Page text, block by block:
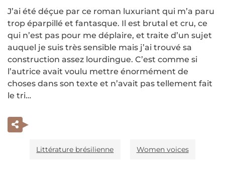
J’ai été déçue par ce roman luxuriant qui m’a paru
trop éparpillé et fantasque. Il est brutal et cru, ce
qui n’est pas pour me déplaire, et traite d’un sujet
auquel je suis très sensible mais j’ai trouvé sa
construction assez lourdingue. C’est comme si
l’autrice avait voulu mettre énormément de
choses dans son texte et n’avait pas tellement fait
le tri…
Littérature brésilienne Women voices